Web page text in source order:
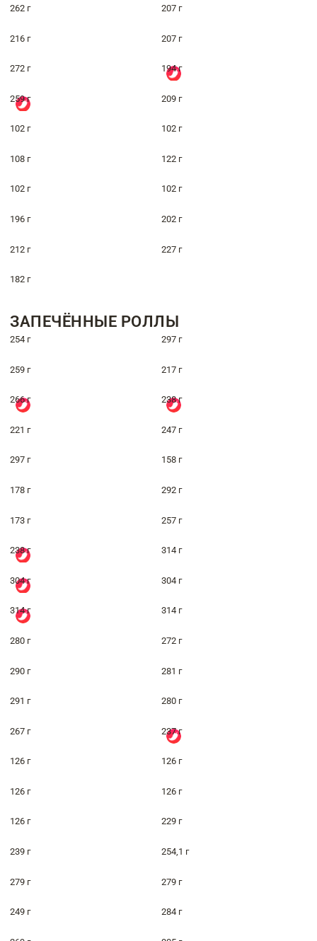
262 г 207 г
216 г 207 г
272 г 194 г
259 г 209 г
102 г 102 г
108 г 122 г
102 г 102 г
196 г 202 г
212 г 227 г
182 г
ЗАПЕЧЁННЫЕ РОЛЛЫ
254 г 297 г
259 г 217 г
266 г 238 г
221 г 247 г
297 г 158 г
178 г 292 г
173 г 257 г
238 г 314 г
304 г 304 г
314 г 314 г
280 г 272 г
290 г 281 г
291 г 280 г
267 г 237 г
126 г 126 г
126 г 126 г
126 г 229 г
239 г 254,1 г
279 г 279 г
249 г 284 г